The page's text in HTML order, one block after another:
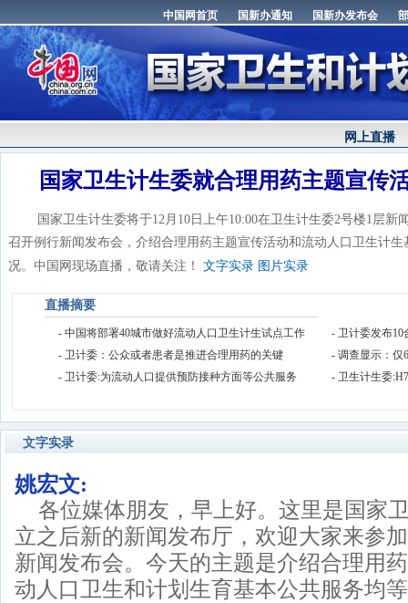
网上直播
国家卫生计生委就合理用药主题宣传
国家卫生计生委将于12月10日上午10:00在卫生计生委2号楼1层新
召开例行新闻发布会，介绍合理用药主题宣传活动和流动人口卫生计
况。中国网现场直播，敬请关注！ 文字实录 图片实录
直播摘要
- 中国将部署40城市做好流动人口卫生计生试点工作
- 卫计委发布10
- 卫计委：公众或者患者是推进合理用药的关键
- 调查显示：仅
- 卫计委:为流动人口提供预防接种方面等公共服务
- 卫生计生委
文字实录
姚宏文:
各位媒体朋友，早上好。这里是国家
立之后新的新闻发布厅，欢迎大家来参
新闻发布会。今天的主题是介绍合理用
动人口卫生和计划生育基本公共服务均